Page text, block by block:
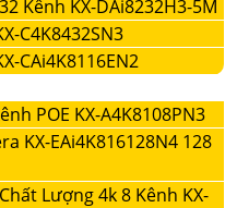
Kênh KX-DAi8232H3-5M
C4K8432SN3
CAi4K8116EN2
POE KX-A4K8108PN3
KX-EAi4K816128N4 128
Lượng 4k 8 Kênh KX-